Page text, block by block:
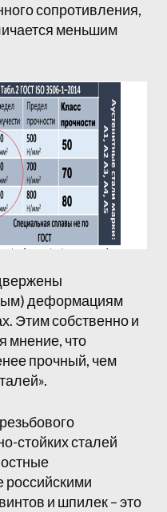
сопротивления,
меньшим
деформациям
Этим собственно и
мнение, что
прочный, чем
стойких сталей
российскими
и шпилек – это